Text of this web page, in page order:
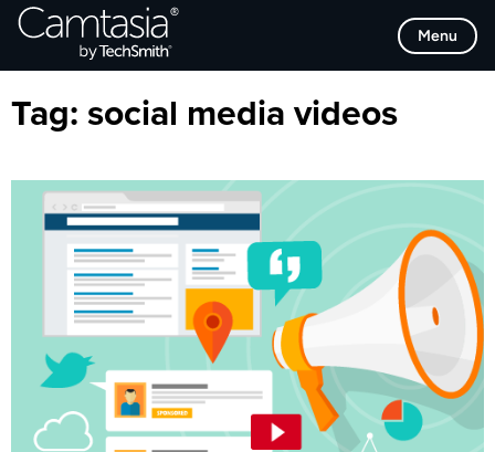
Direkt
zum
Menu
Browse Categories
Tag: social media videos